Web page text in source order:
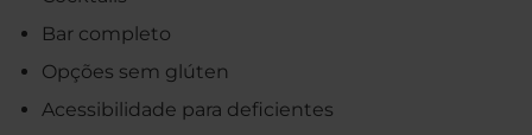
Bar completo
Opções sem glúten
Acessibilidade para deficientes